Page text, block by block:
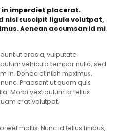
in imperdiet placerat.
nisl suscipit ligula volutpat,
Aenean accumsan id mi
ut eros a, vulputate
vehicula tempor nulla, sed
in. Donec et nibh maximus,
Praesent ut quam quis
Morbi vestibulum id tellus
erat volutpat.
mollis. Nunc id tellus finibus,